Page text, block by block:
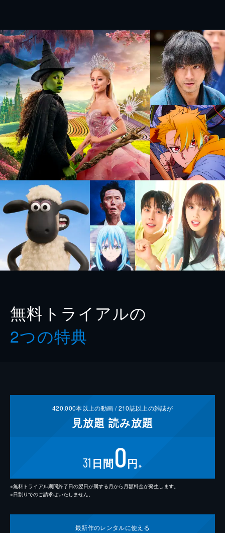
無料トライアルの
2つの特典
420,000本以上の動画 /210誌以上の雑誌が
見放題 読み放題
31 日間0円 ※
※無料トライアル期間終了日の翌日が属する月から月額料金が発生します。
※日割りでのご請求はいたしません。
最新作のレンタルに使える